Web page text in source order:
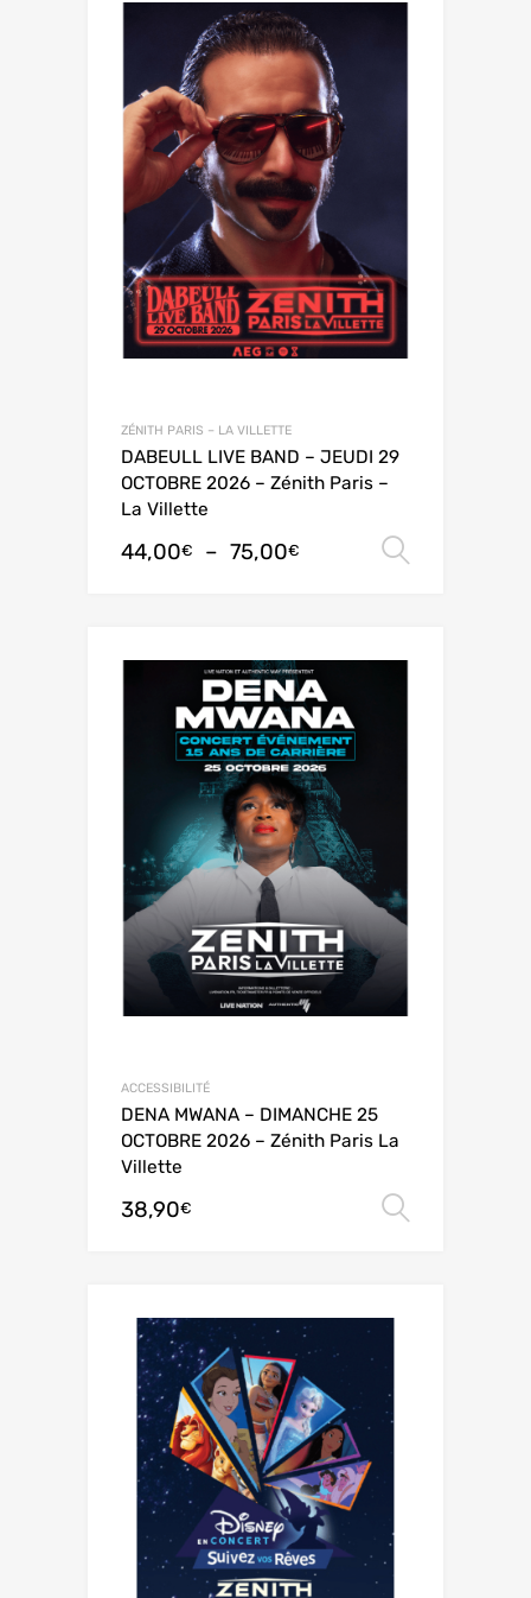
ZÉNITH PARIS – LA VILLETTE
DABEULL LIVE BAND – JEUDI 29
OCTOBRE 2026 – Zénith Paris –
La Villette
44,00€ – 75,00€
ACCESSIBILITÉ
DENA MWANA – DIMANCHE 25
OCTOBRE 2026 – Zénith Paris La
Villette
38,90€